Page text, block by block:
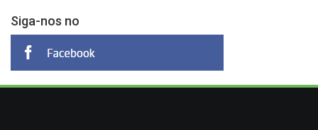
Siga-nos no